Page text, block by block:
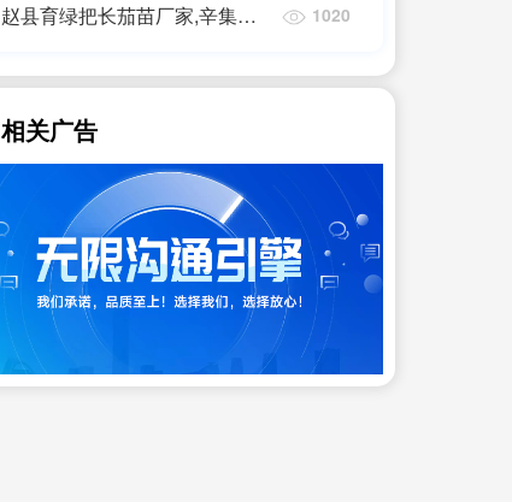
赵县育绿把长茄苗厂家,辛集黑
1020
相关广告